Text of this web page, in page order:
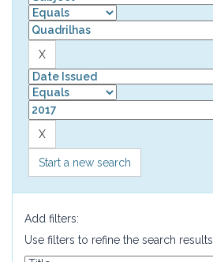
Start a new search
Add filters:
Use filters to refine the search results.